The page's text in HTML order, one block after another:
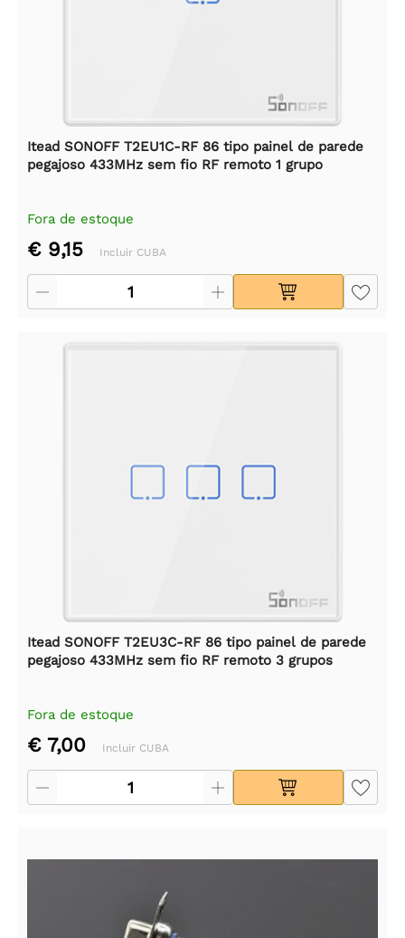
Itead SONOFF T2EU1C-RF 86 tipo painel de parede
pegajoso 433MHz sem fio RF remoto 1 grupo
Fora de estoque
€ 9,15 Incluir CUBA
Itead SONOFF T2EU3C-RF 86 tipo painel de parede
pegajoso 433MHz sem fio RF remoto 3 grupos
Fora de estoque
€ 7,00 Incluir CUBA